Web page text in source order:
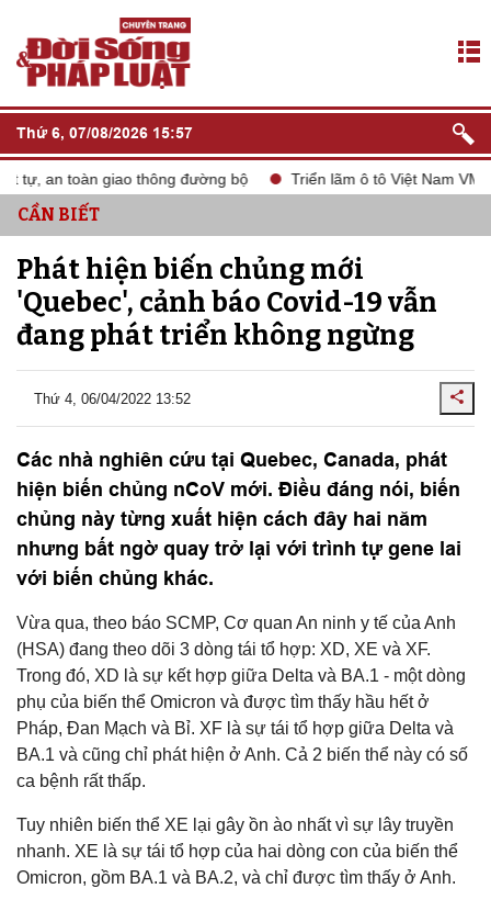
Thứ 6, 07/08/2026 15:57
an toàn giao thông đường bộ Triển lãm ô tô Việt Nam VMS
CẦN BIẾT
Phát hiện biến chủng mới
'Quebec', cảnh báo Covid-19 vẫn
đang phát triển không ngừng
Thứ 4, 06/04/2022 13:52
Các nhà nghiên cứu tại Quebec, Canada, phát
hiện biến chủng nCoV mới. Điều đáng nói, biến
chủng này từng xuất hiện cách đây hai năm
nhưng bất ngờ quay trở lại với trình tự gene lai
với biến chủng khác.
Vừa qua, theo báo SCMP, Cơ quan An ninh y tế của Anh
(HSA) đang theo dõi 3 dòng tái tổ hợp: XD, XE và XF.
Trong đó, XD là sự kết hợp giữa Delta và BA.1 - một dòng
phụ của biến thể Omicron và được tìm thấy hầu hết ở
Pháp, Đan Mạch và Bỉ. XF là sự tái tổ hợp giữa Delta và
BA.1 và cũng chỉ phát hiện ở Anh. Cả 2 biến thể này có số
ca bệnh rất thấp.
Tuy nhiên biến thể XE lại gây ồn ào nhất vì sự lây truyền
nhanh. XE là sự tái tổ hợp của hai dòng con của biến thể
Omicron, gồm BA.1 và BA.2, và chỉ được tìm thấy ở Anh.